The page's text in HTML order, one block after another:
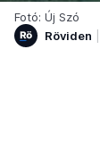
Fotó: Új Szó
Röviden